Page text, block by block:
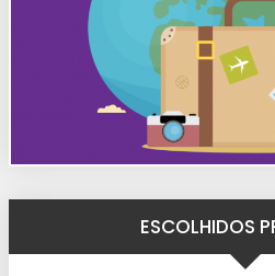
ESCOLHIDOS